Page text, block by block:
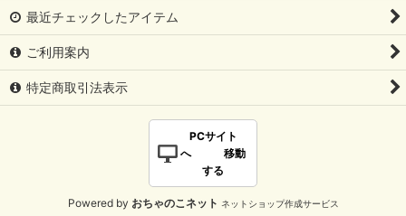
最近チェックしたアイテム
ご利用案内
特定商取引法表示
PCサイト
へ 移動
する
Powered by おちゃのこネット ネットショップ作成サービス